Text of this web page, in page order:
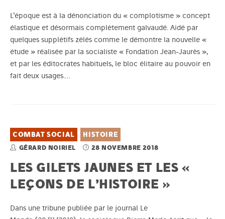
L’époque est à la dénonciation du « complotisme » concept
élastique et désormais complètement galvaudé. Aidé par
quelques supplétifs zélés comme le démontre la nouvelle «
étude » réalisée par la socialiste « Fondation Jean-Jaurès »,
et par les éditocrates habituels, le bloc élitaire au pouvoir en
fait deux usages.…
COMBAT SOCIAL HISTOIRE
GÉRARD NOIRIEL 28 NOVEMBRE 2018
LES GILETS JAUNES ET LES «
LEÇONS DE L’HISTOIRE »
Dans une tribune publiée par le journal Le